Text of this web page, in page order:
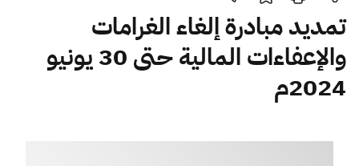
بحث بحث AI
الزكاة الجمارك
ضريبة القيمة المضافة
تمديد مبادرة إلغاء الغرامات
والإعفاءات المالية حتى 30 يونيو
2024م